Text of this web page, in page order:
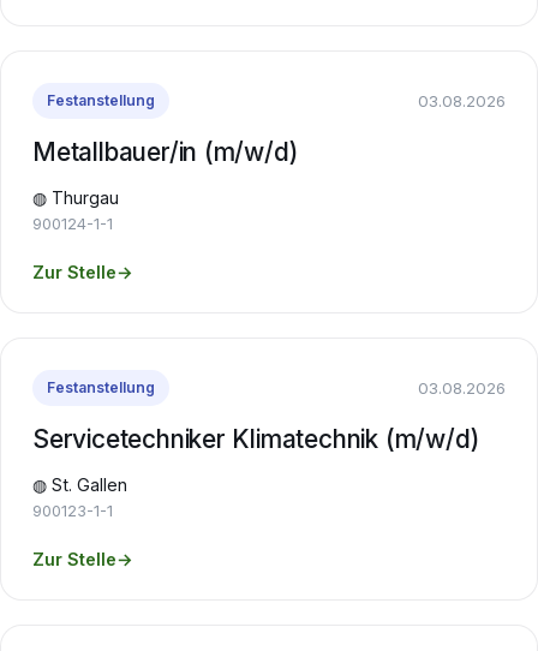
Festanstellung 03.08.2026
Metallbauer/in (m/w/d)
◍ Thurgau
900124-1-1
Zur Stelle→
Festanstellung 03.08.2026
Servicetechniker Klimatechnik (m/w/d)
◍ St. Gallen
900123-1-1
Zur Stelle→